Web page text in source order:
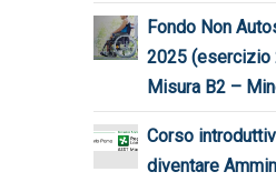
Fondo Non
2025 (esercizio
Misura B2 –
Corso
diventare